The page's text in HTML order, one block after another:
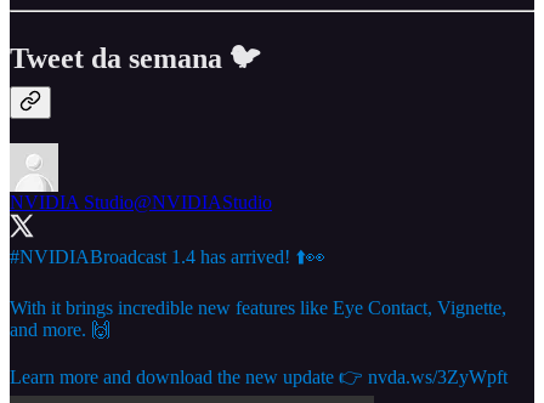
Tweet da semana 🐦
NVIDIA Studio@NVIDIAStudio
#NVIDIABroadcast 1.4 has arrived! ⬆️👀
With it brings incredible new features like Eye Contact, Vignette,
and more. 🙌
Learn more and download the new update 👉 nvda.ws/3ZyWpft